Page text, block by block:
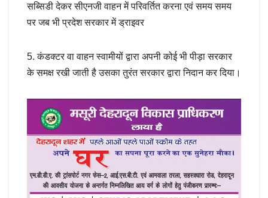
सब्सिडी देकर सीएनजी वाहन में परिवर्तित करना एवं समय समय
पर जब भी प्रदेश सरकार में ड्राइवर
5. कंडक्टर वा वाहन स्वामीयों द्वारा अपनी कोई भी पीड़ा सरकार
के समक्ष रखी जाती है उसका तुरंत सरकार द्वारा निदान कर दिया।